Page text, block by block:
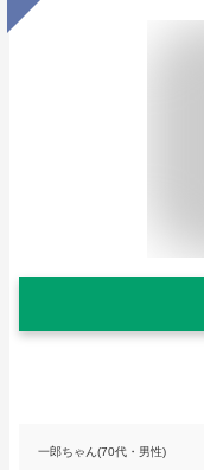
一郎ちゃん(70代・男性)